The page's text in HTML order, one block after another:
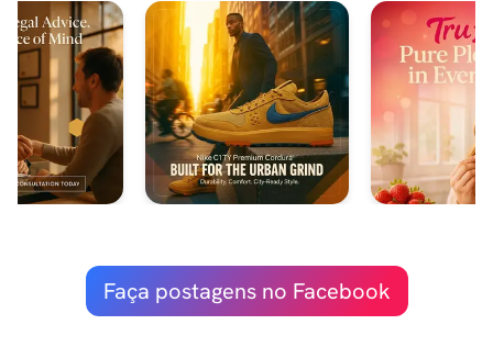
Faça postagens no Facebook